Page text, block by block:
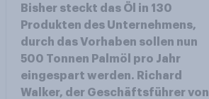
Bisher steckt das Öl in 130
Produkten des Unternehmens,
durch das Vorhaben sollen nun
500 Tonnen Palmöl pro Jahr
eingespart werden. Richard
Walker, der Geschäftsführer von